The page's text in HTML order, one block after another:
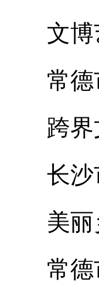
文博
常德
跨界
长沙市
美丽
常德市